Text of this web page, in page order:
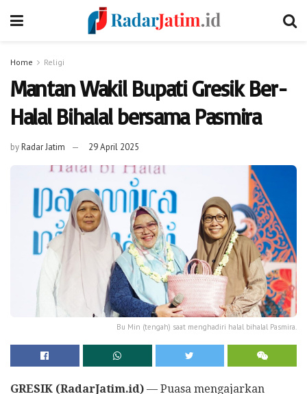
Home Religi
Mantan Wakil Bupati Gresik Ber-
Halal Bihalal bersama Pasmira
byRadar Jatim 29 April 2025
Bu Min (tengah) saat menghadiri halal bihalal Pasmira.
GRESIK (RadarJatim.id) — Puasa mengajarkan